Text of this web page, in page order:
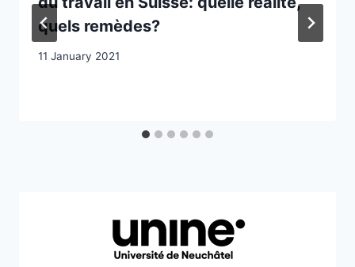
quels remèdes?
11 January 2021